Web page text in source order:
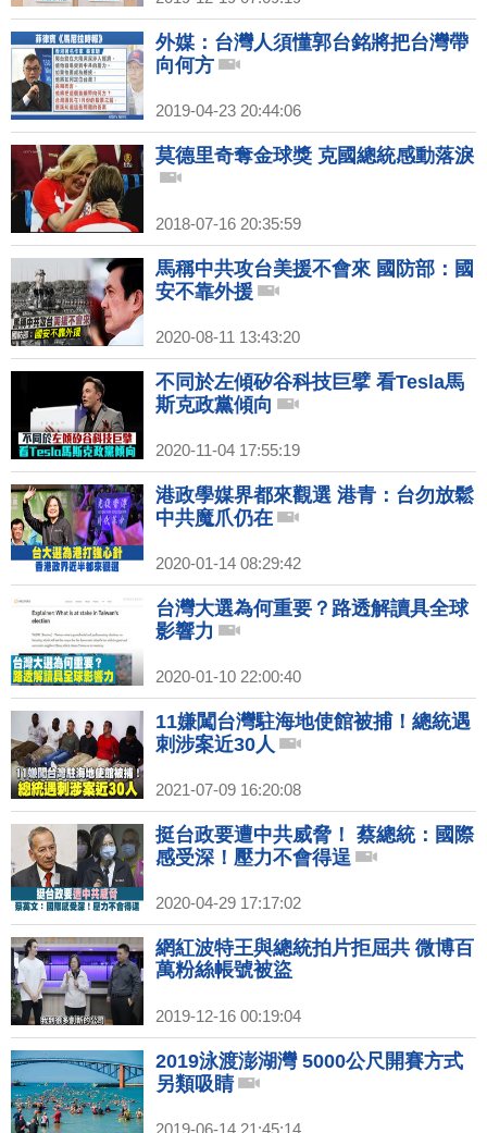
外媒：台灣人須懂郭台銘將把台灣帶
向何方
2019-04-23 20:44:06
莫德里奇奪金球獎 克國總統感動落淚
2018-07-16 20:35:59
馬稱中共攻台美援不會來 國防部：國
安不靠外援
2020-08-11 13:43:20
不同於左傾矽谷科技巨擘 看Tesla馬
斯克政黨傾向
2020-11-04 17:55:19
港政學媒界都來觀選 港青：台勿放鬆
中共魔爪仍在
2020-01-14 08:29:42
台灣大選為何重要？路透解讀具全球
影響力
2020-01-10 22:00:40
11嫌闖台灣駐海地使館被捕！總統遇
刺涉案近30人
2021-07-09 16:20:08
挺台政要遭中共威脅！ 蔡總統：國際
感受深！壓力不會得逞
2020-04-29 17:17:02
網紅波特王與總統拍片拒屈共 微博百
萬粉絲帳號被盜
2019-12-16 00:19:04
2019泳渡澎湖灣 5000公尺開賽方式
另類吸睛